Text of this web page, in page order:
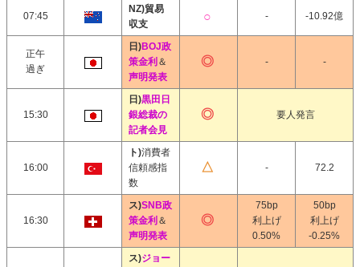
07:45
NZ)貿易
収支
- -10.92億
正午
過ぎ
日)BOJ政
策金利 ＆
声明発表
- -
15:30
日)黒田日
銀総裁の
記者会見
要人発言
16:00
ト)消費者
信頼感指
数
- 72.2
16:30
ス)SNB政
策金利 ＆
声明発表
75bp
利上げ
0.50%
50bp
利上げ
-0.25%
ス)ジョー